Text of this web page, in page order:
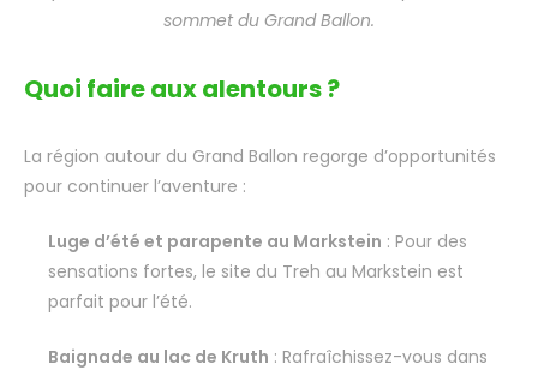
sommet du Grand Ballon.
Quoi faire aux alentours ?
La région autour du Grand Ballon regorge d’opportunités
pour continuer l’aventure :
Luge d’été et parapente au Markstein : Pour des
sensations fortes, le site du Treh au Markstein est
parfait pour l’été.
Baignade au lac de Kruth : Rafraîchissez-vous dans